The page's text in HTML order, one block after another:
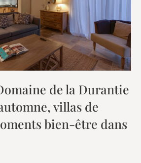
de la Durantie
villas de
bien-être dans